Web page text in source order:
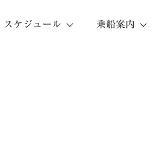
スケジュール 乗船案内